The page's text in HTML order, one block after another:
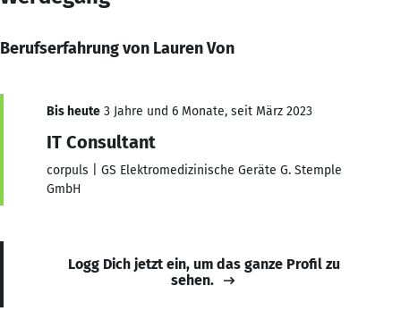
Berufserfahrung von Lauren Von
Bis heute 3 Jahre und 6 Monate, seit März 2023
IT Consultant
corpuls | GS Elektromedizinische Geräte G. Stemple
GmbH
Logg Dich jetzt ein, um das ganze Profil zu
sehen.